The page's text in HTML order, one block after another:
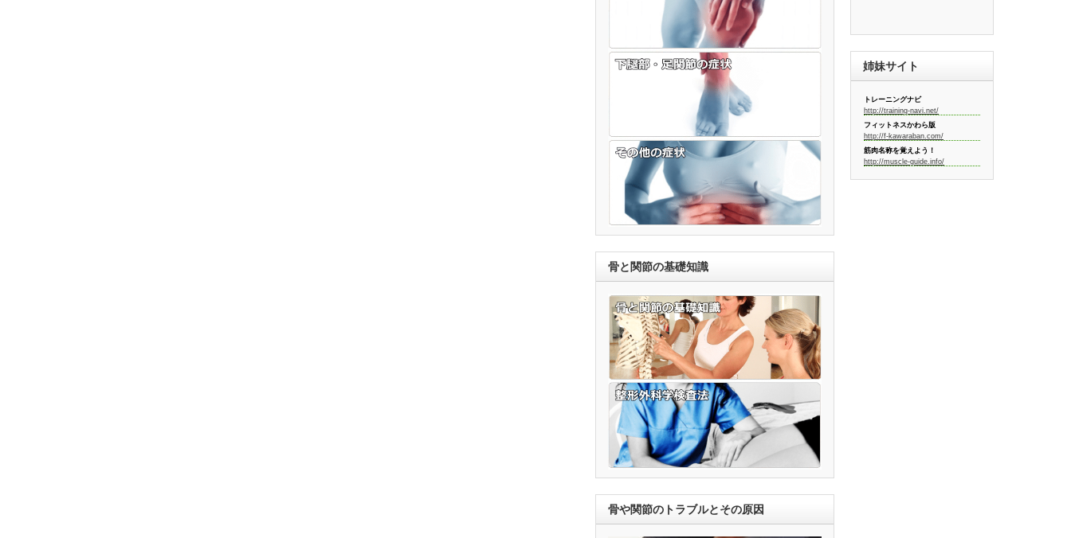
骨と関節の基礎知識
骨や関節のトラブルとその原因
姉妹サイト
トレーニングナビ
http://training-navi.net/
フィットネスかわら版
http://f-kawaraban.com/
筋肉名称を覚えよう！
http://muscle-guide.info/